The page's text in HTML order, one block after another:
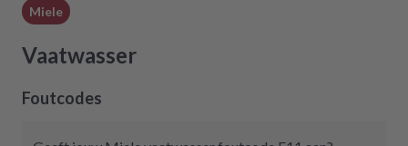
Miele
Vaatwasser
Foutcodes